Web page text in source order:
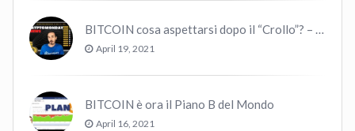
BITCOIN cosa aspettarsi dopo il “Crollo”? – CryptoMonday NEWS w16/’21
April 19, 2021
BITCOIN è ora il Piano B del Mondo
April 16, 2021